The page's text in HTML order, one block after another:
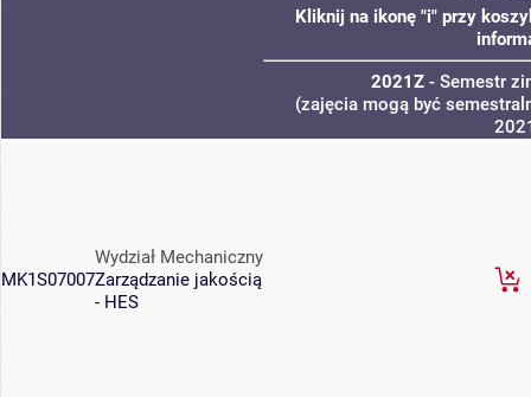
Kliknij na ikonę "i" przy
2021Z - Semestr
(zajęcia mogą być
MK1S07007
Wydział Mechaniczny
Zarządzanie jakością
- HES